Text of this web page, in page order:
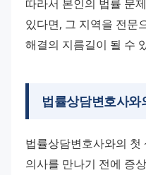
따라서 본인의 법률 문
있다면, 그 지역을 전문
해결의 지름길이 될 수
법률상담변호사
법률상담변호사와의 첫
의사를 만나기 전에 증